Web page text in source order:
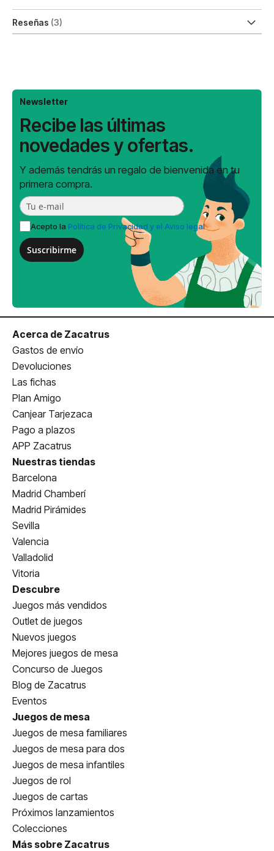
Reseñas 3
Newsletter
Recibe las últimas
novedades y ofertas.
Y además tendrás un regalo de bienvenida en tu
primera compra.
Acepto la Política de Privacidad y el Aviso legal
Suscribirme
Acerca de Zacatrus
Gastos de envío
Devoluciones
Las fichas
Plan Amigo
Canjear Tarjezaca
Pago a plazos
APP Zacatrus
Nuestras tiendas
Barcelona
Madrid Chamberí
Madrid Pirámides
Sevilla
Valencia
Valladolid
Vitoria
Descubre
Juegos más vendidos
Outlet de juegos
Nuevos juegos
Mejores juegos de mesa
Concurso de Juegos
Blog de Zacatrus
Eventos
Juegos de mesa
Juegos de mesa familiares
Juegos de mesa para dos
Juegos de mesa infantiles
Juegos de rol
Juegos de cartas
Próximos lanzamientos
Colecciones
Más sobre Zacatrus